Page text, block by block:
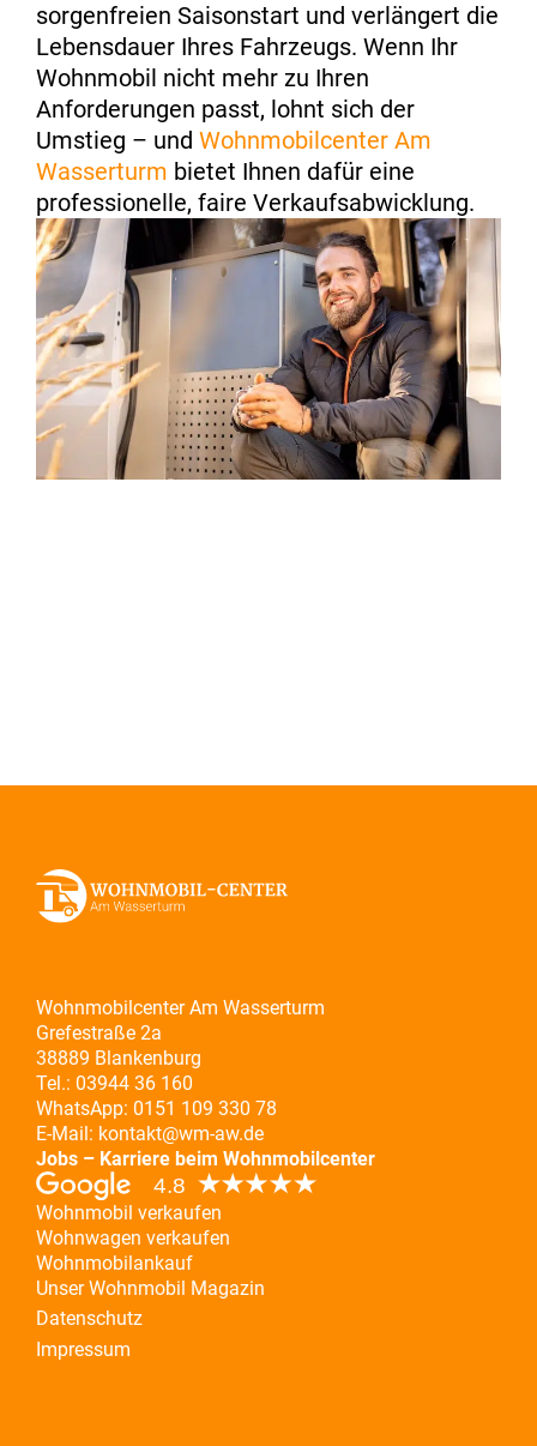
sorgenfreien Saisonstart und verlängert die
Lebensdauer Ihres Fahrzeugs. Wenn Ihr
Wohnmobil nicht mehr zu Ihren
Anforderungen passt, lohnt sich der
Umstieg – und Wohnmobilcenter Am
Wasserturm bietet Ihnen dafür eine
professionelle, faire Verkaufsabwicklung.
Wohnmobilcenter Am Wasserturm
Grefestraße 2a
38889 Blankenburg
Tel.: 03944 36 160
WhatsApp: 0151 109 330 78
E-Mail: kontakt@wm-aw.de
Jobs – Karriere beim Wohnmobilcenter
Wohnmobil verkaufen
Wohnwagen verkaufen
Wohnmobilankauf
Unser Wohnmobil Magazin
Datenschutz
Impressum